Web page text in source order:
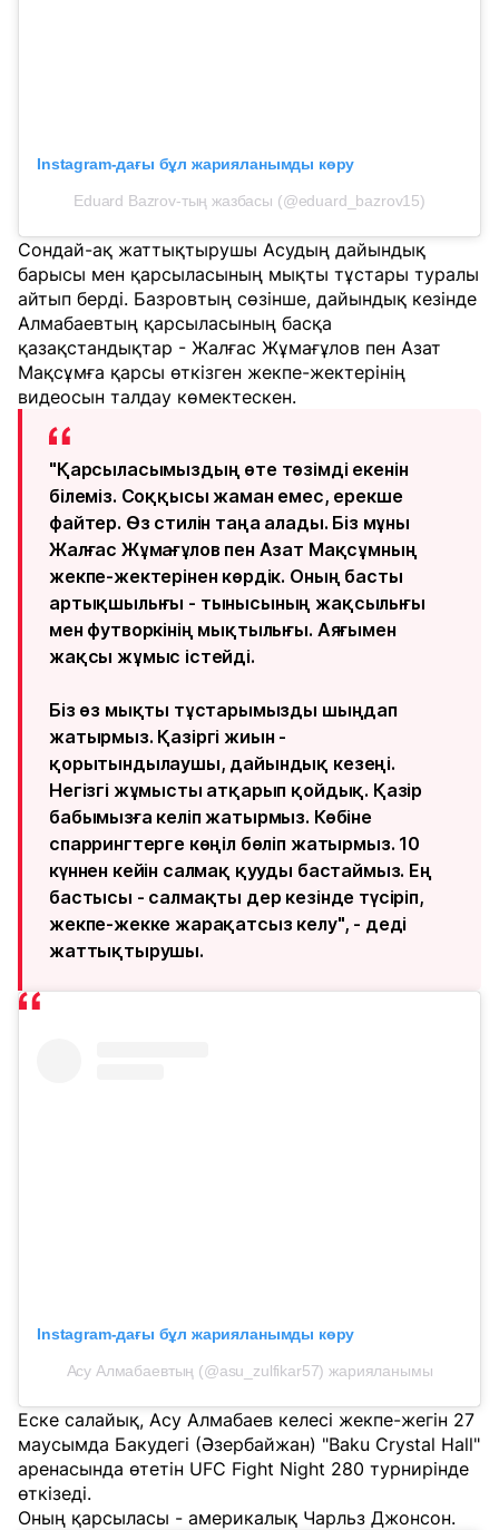
Instagram-дағы бұл жарияланымды көру
Eduard Bazrov-тың жазбасы (@eduard_bazrov15)
Сондай-ақ жаттықтырушы Асудың дайындық
барысы мен қарсыласының мықты тұстары туралы
айтып берді. Базровтың сөзінше, дайындық кезінде
Алмабаевтың қарсыласының басқа
қазақстандықтар - Жалғас Жұмағұлов пен Азат
Мақсұмға қарсы өткізген жекпе-жектерінің
видеосын талдау көмектескен.
"Қарсыласымыздың өте төзімді екенін
білеміз. Соққысы жаман емес, ерекше
файтер. Өз стилін таңа алады. Біз мұны
Жалғас Жұмағұлов пен Азат Мақсұмның
жекпе-жектерінен көрдік. Оның басты
артықшылығы - тынысының жақсылығы
мен футворкінің мықтылығы. Аяғымен
жақсы жұмыс істейді.
Біз өз мықты тұстарымызды шыңдап
жатырмыз. Қазіргі жиын -
қорытындылаушы, дайындық кезеңі.
Негізгі жұмысты атқарып қойдық. Қазір
бабымызға келіп жатырмыз. Көбіне
спаррингтерге көңіл бөліп жатырмыз. 10
күннен кейін салмақ қууды бастаймыз. Ең
бастысы - салмақты дер кезінде түсіріп,
жекпе-жекке жарақатсыз келу", - деді
жаттықтырушы.
Instagram-дағы бұл жарияланымды көру
Асу Алмабаевтың (@asu_zulfikar57) жарияланымы
Еске салайық, Асу Алмабаев келесі жекпе-жегін 27
маусымда Бакудегі (Әзербайжан) "Baku Crystal Hall"
аренасында өтетін UFC Fight Night 280 турнирінде
өткізеді.
Оның қарсыласы - америкалық Чарльз Джонсон.